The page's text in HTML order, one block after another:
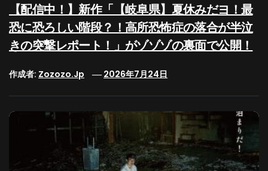
【配信中！】新作「【岐阜県】夏休みだヨ！最
恐に恐ろしい階段？！高所恐怖症の落合が半泣
きの突撃レポート！」がゾゾゾの裏面で公開！
作成者: Zozozo.jp 2026年7月24日